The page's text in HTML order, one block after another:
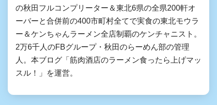
の秋田フルコンプリーター＆東北6県の全県200軒オ
ーバーと合併前の400市町村全てで実食の東北モウラ
ー＆ケンちゃんラーメン全店制覇のケンチャニスト。
2万6千人のFBグループ・秋田のらーめん部の管理
人。本ブログ「筋肉酒店のラーメン食ったら上げマッ
スル！」を運営。